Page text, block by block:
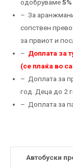
одобруваме5%
– За
сопствен
за првиот и
– Доплата за
(се плаќа во
– Доплата за
год. Деца до 2
– Доплата за
Автобуски